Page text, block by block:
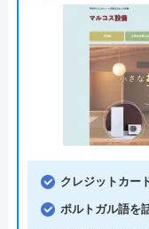
クレジットカー
ポルトガル語を